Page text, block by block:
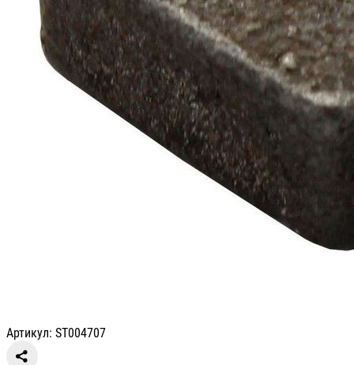
Артикул: ST004707